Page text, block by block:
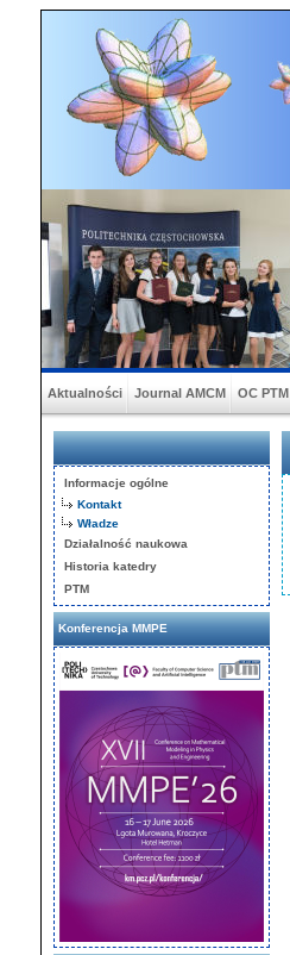
Aktualności Journal AMCM OC PTM
Informacje ogólne
Kontakt
Władze
Działalność naukowa
Historia katedry
PTM
Konferencja MMPE